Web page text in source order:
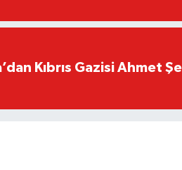
Kıbrıs Gazisi Ahmet